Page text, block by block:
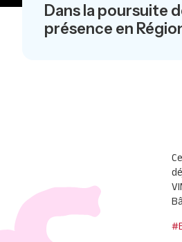
Dans la poursuite
présence en